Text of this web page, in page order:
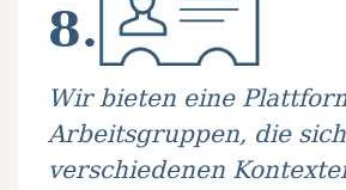
8.
Wir bieten eine
Arbeitsgruppen, die
verschiedenen